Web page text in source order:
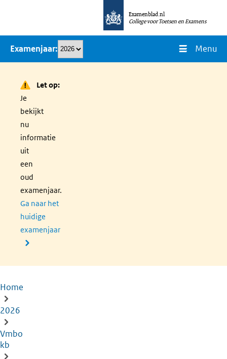
naar
inhoud
Examenblad.nl
College voor Toetsen en Examens
Examenjaar Menu
Let op:
Je
bekijkt
nu
informatie
uit
een
oud
examenjaar.
Ga naar het
huidige
examenjaar
Kruimelpad
Home
2026
Vmbo
kb